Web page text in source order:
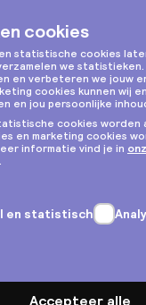
Privacy & cookies
Algemene